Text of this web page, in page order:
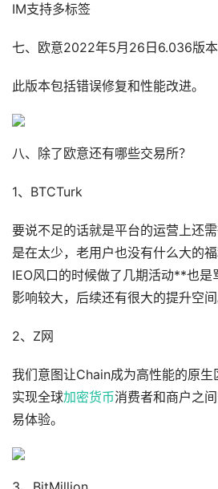
IM支持多标签
七、欧意2022年5月26日6.036版
此版本包括错误修复和性能改进。
八、除了欧意还有哪些交易所？
1、BTCTurk
要说不足的话就是平台的运营上还
是在太少，老用户也没有什么大的
IEO风口的时候做了几期活动**也是
影响较大，后续还有很大的提升空间
2、Z网
我们意图让Chain成为高性能的原生
实现全球加密货币消费者和商户之
易体验。